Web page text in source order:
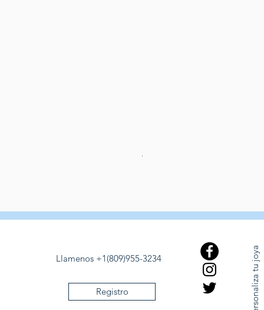
Aretes de perlas de rio
Personaliza tu joya
Llamenos +1(809)955-3234
Registro